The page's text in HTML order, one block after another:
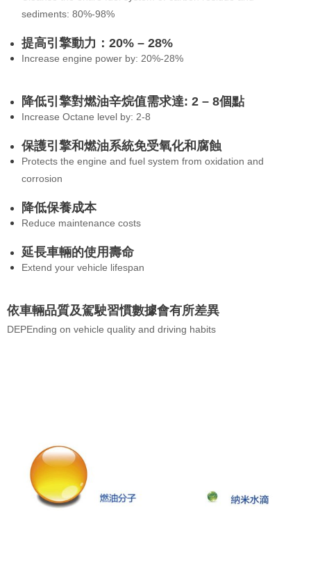
sediments: 80%-98%
提高引擎動力：20% – 28%
Increase engine power by: 20%-28%
降低引擎對燃油辛烷值需求達: 2 – 8個點
Increase Octane level by: 2-8
保護引擎和燃油系統免受氧化和腐蝕
Protects the engine and fuel system from oxidation and
corrosion
降低保養成本
Reduce maintenance costs
延長車輛的使用壽命
Extend your vehicle lifespan
依車輛品質及駕駛習慣數據會有所差異
DEPEnding on vehicle quality and driving habits